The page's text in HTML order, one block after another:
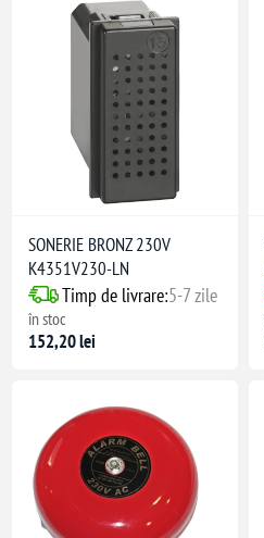
SONERIE BRONZ 230V
K4351V230-LN
Timp de livrare:5-7 zile
în stoc
152,20 lei